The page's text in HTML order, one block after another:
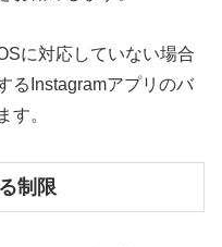
に対応していない場合
るInstagramアプリのバ
す。
制限